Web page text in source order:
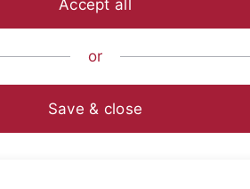
of Soft Matter
Accept all
or
Save & close